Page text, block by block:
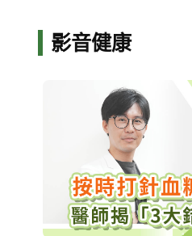
影音健康